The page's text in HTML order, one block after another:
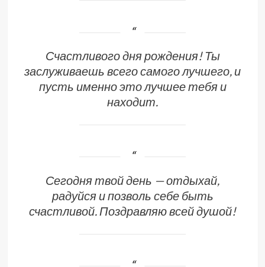
Счастливого дня рождения! Ты
заслуживаешь всего самого лучшего, и
пусть именно это лучшее тебя и
находит.
Сегодня твой день — отдыхай,
радуйся и позволь себе быть
счастливой. Поздравляю всей душой!